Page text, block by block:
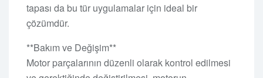
tapası da bu tür uygulamalar için ideal bir
çözümdür.
**Bakım ve Değişim**
Motor parçalarının düzenli olarak kontrol edilmesi